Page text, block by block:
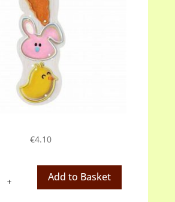
€4.10
Add to Basket